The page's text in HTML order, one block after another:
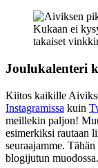
Kukaan ei
takaiset
Joulukalenteri
Kiitos kaikille
Instagramissa kuin
meillekin paljon!
esimerkiksi rautaan
seuraajamme.
blogijutun muodossa.